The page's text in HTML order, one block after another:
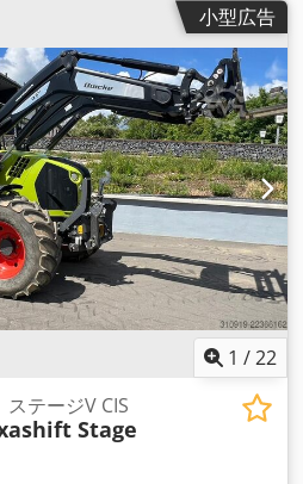
小型広告
1 /22
テージV CIS
Stage